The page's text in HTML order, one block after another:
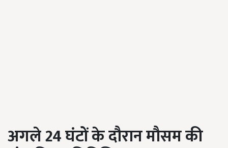
अगले 24 घंटों के दौरान मौसम की